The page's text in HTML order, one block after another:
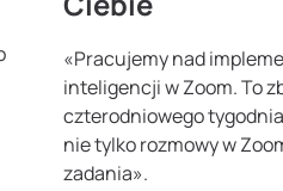
«Pracujemy nad
inteligencji w Zoom. To
czterodniowego
nie tylko rozmowy w
zadania».